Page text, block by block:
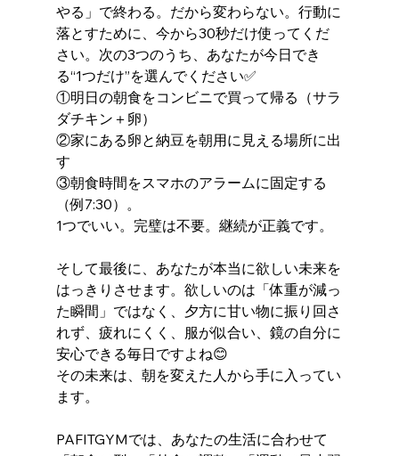
やる」で終わる。だから変わらない。行動に
落とすために、今から30秒だけ使ってくだ
さい。次の3つのうち、あなたが今日でき
る“1つだけ”を選んでください✅
①明日の朝食をコンビニで買って帰る（サラ
ダチキン＋卵）
②家にある卵と納豆を朝用に見える場所に出
す
③朝食時間をスマホのアラームに固定する
（例7:30）。
1つでいい。完璧は不要。継続が正義です。
そして最後に、あなたが本当に欲しい未来を
はっきりさせます。欲しいのは「体重が減っ
た瞬間」ではなく、夕方に甘い物に振り回さ
れず、疲れにくく、服が似合い、鏡の自分に
安心できる毎日ですよね😊
その未来は、朝を変えた人から手に入ってい
ます。
PAFITGYMでは、あなたの生活に合わせて